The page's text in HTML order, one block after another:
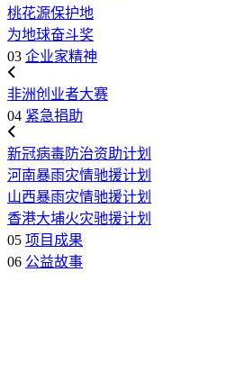
桃花源保护地
为地球奋斗奖
03 企业家精神
非洲创业者大赛
04 紧急捐助
新冠病毒防治资助计划
河南暴雨灾情驰援计划
山西暴雨灾情驰援计划
香港大埔火灾驰援计划
05 项目成果
06 公益故事